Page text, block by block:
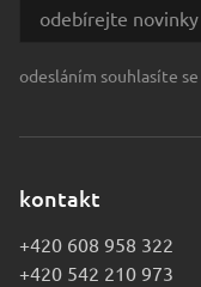
odesláním souhlasíte se
kontakt
+420 608 958 322
+420 542 210 973